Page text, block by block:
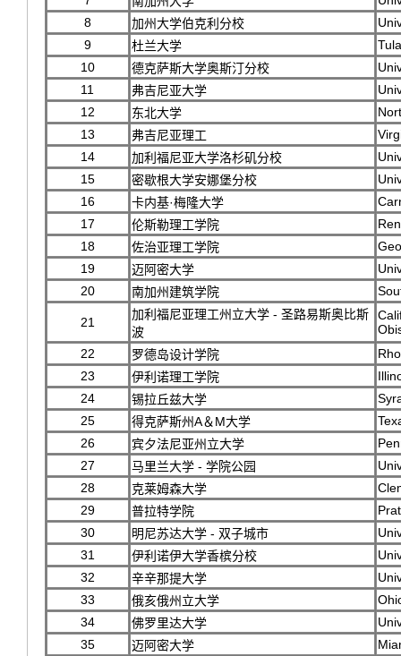
8
加州大学伯克利分校
9
杜兰大学
10
德克萨斯大学奥斯汀分校
11
弗吉尼亚大学
12
东北大学
13
弗吉尼亚理工
14
加利福尼亚大学洛杉矶分校
15
密歇根大学安娜堡分校
16
卡内基·梅隆大学
17
伦斯勒理工学院
18
佐治亚理工学院
19
迈阿密大学
20
南加州建筑学院
21
加利福尼亚理工州立大学 - 圣路易斯奥比斯
波
22
罗德岛设计学院
23
伊利诺理工学院
24
锡拉丘兹大学
25
得克萨斯州A＆M大学
26
宾夕法尼亚州立大学
27
马里兰大学 - 学院公园
28
克莱姆森大学
29
普拉特学院
30
明尼苏达大学 - 双子城市
31
伊利诺伊大学香槟分校
32
辛辛那提大学
33
俄亥俄州立大学
34
佛罗里达大学
35
迈阿密大学